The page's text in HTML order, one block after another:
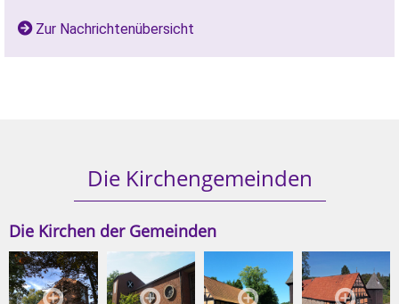
Zur Nachrichtenübersicht
Die Kirchengemeinden
Die Kirchen der Gemeinden